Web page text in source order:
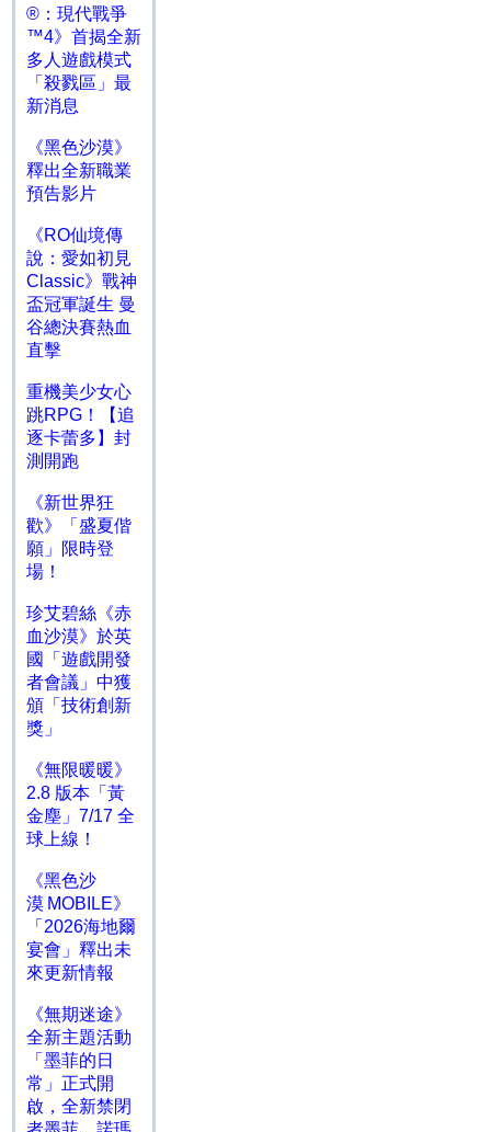
®：現代戰爭
™4》首揭全新
多人遊戲模式
「殺戮區」最
新消息
《黑色沙漠》
釋出全新職業
預告影片
《RO仙境傳
說：愛如初見
Classic》戰神
盃冠軍誕生 曼
谷總決賽熱血
直擊
重機美少女心
跳RPG！【追
逐卡蕾多】封
測開跑
《新世界狂
歡》「盛夏偕
願」限時登
場！
珍艾碧絲《赤
血沙漠》於英
國「遊戲開發
者會議」中獲
頒「技術創新
獎」
《無限暖暖》
2.8 版本「黃
金塵」7/17 全
球上線！
《黑色沙
漠 MOBILE》
「2026海地爾
宴會」釋出未
來更新情報
《無期迷途》
全新主題活動
「墨菲的日
常」正式開
啟，全新禁閉